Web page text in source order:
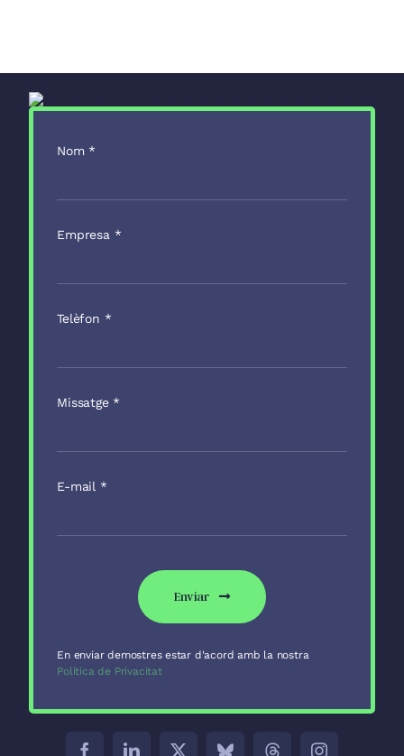
Nom *
Empresa *
Telèfon *
Missatge *
E-mail *
Enviar
En enviar demostres estar d'acord amb la nostra
Política de Privacitat